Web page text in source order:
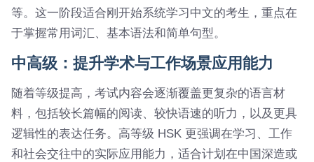
等。这一阶段适合刚开始系统学习中文的考生，重点在
于掌握常用词汇、基本语法和简单句型。
中高级：提升学术与工作场景应用能力
随着等级提高，考试内容会逐渐覆盖更复杂的语言材
料，包括较长篇幅的阅读、较快语速的听力，以及更具
逻辑性的表达任务。高等级 HSK 更强调在学习、工作
和社会交往中的实际应用能力，适合计划在中国深造或